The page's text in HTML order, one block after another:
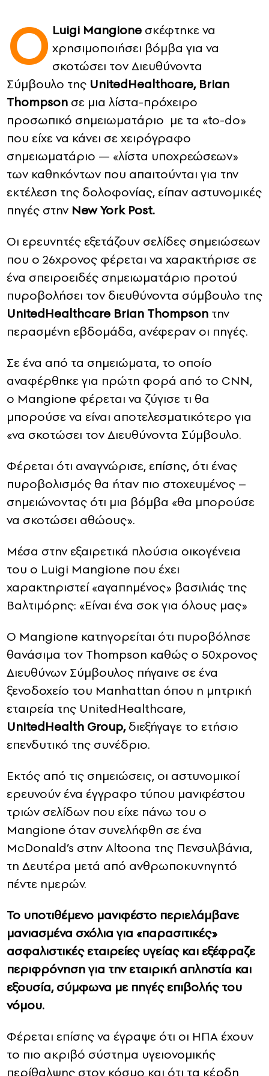
CONTACT
ADVERTISE
Ο Luigi Mangione σκέφτηκε να
χρησιμοποιήσει βόμβα για να
σκοτώσει τον Διευθύνοντα
Σύμβουλο της UnitedHealthcare, Brian
Thompson σε μια λίστα-πρόχειρο
προσωπικό σημειωματάριο με τα «to-do»
που είχε να κάνει σε χειρόγραφο
σημειωματάριο — «λίστα υποχρεώσεων»
των καθηκόντων που απαιτούνται για την
εκτέλεση της δολοφονίας, είπαν αστυνομικές
πηγές στην Νew York Post.
Οι ερευνητές εξετάζουν σελίδες σημειώσεων
που ο 26χρονος φέρεται να χαρακτήρισε σε
ένα σπειροειδές σημειωματάριο προτού
πυροβολήσει τον διευθύνοντα σύμβουλο της
UnitedHealthcare Brian Thompson την
περασμένη εβδομάδα, ανέφεραν οι πηγές.
Σε ένα από τα σημειώματα, το οποίο
αναφέρθηκε για πρώτη φορά από το CNN,
o Mangione φέρεται να ζύγισε τι θα
μπορούσε να είναι αποτελεσματικότερο για
«να σκοτώσει τον Διευθύνοντα Σύμβουλο.
Φέρεται ότι αναγνώρισε, επίσης, ότι ένας
πυροβολισμός θα ήταν πιο στοχευμένος –
σημειώνοντας ότι μια βόμβα «θα μπορούσε
να σκοτώσει αθώους».
Μέσα στην εξαιρετικά πλούσια οικογένεια
του ο Luigi Mangione που έχει
χαρακτηριστεί «αγαπημένος» βασιλιάς της
Βαλτιμόρης: «Είναι ένα σοκ για όλους μας»
Ο Mangione κατηγορείται ότι πυροβόλησε
θανάσιμα τον Thompson καθώς ο 50χρονος
Διευθύνων Σύμβουλος πήγαινε σε ένα
ξενοδοχείο του Manhattan όπου η μητρική
εταιρεία της UnitedHealthcare,
UnitedHealth Group,διεξήγαγε το ετήσιο
επενδυτικό της συνέδριο.
Εκτός από τις σημειώσεις, οι αστυνομικοί
ερευνούν ένα έγγραφο τύπου μανιφέστου
τριών σελίδων που είχε πάνω του ο
Mangione όταν συνελήφθη σε ένα
McDonald’s στην Altoona της Πενσυλβάνια,
τη Δευτέρα μετά από ανθρωποκυνηγητό
πέντε ημερών.
Το υποτιθέμενο μανιφέστο περιελάμβανε
μανιασμένα σχόλια για «παρασιτικές»
ασφαλιστικές εταιρείες υγείας και εξέφραζε
περιφρόνηση για την εταιρική απληστία και
εξουσία, σύμφωνα με πηγές επιβολής του
νόμου.
Φέρεται επίσης να έγραψε ότι οι ΗΠΑ έχουν
το πιο ακριβό σύστημα υγειονομικής
περίθαλψης στον κόσμο και ότι τα κέρδη